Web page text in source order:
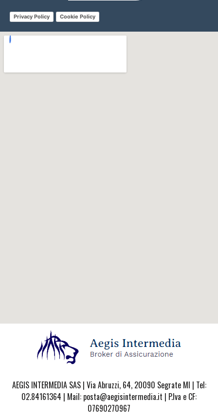
Privacy Policy Cookie Policy
AEGIS INTERMEDIA SAS | Via Abruzzi, 64, 20090 Segrate MI | Tel:
02.84161364 | Mail: posta@aegisintermedia.it | P.Iva e CF:
07690270967